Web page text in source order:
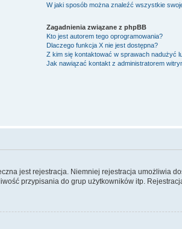
W jaki sposób można znaleźć wszystkie
Zagadnienia związane z phpBB
Kto jest autorem tego oprogramowania?
Dlaczego funkcja X nie jest dostępna?
Z kim się kontaktować w sprawach nadużyć
Jak nawiązać kontakt z administratorem
jest rejestracja. Niemniej rejestracja umożliwia
przypisania do grup użytkowników itp.